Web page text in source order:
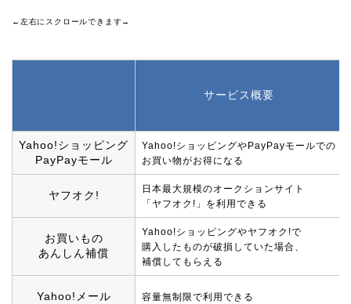
←左右にスクロールできます→
サービス概要
Yahoo!ショッピング
PayPayモール
Yahoo!ショッピングやPayPayモールでの
お買い物がお得になる
ヤフオク!
日本最大規模のオークションサイト
「ヤフオク!」を利用できる
お買いもの
あんしん補償
Yahoo!ショッピングやヤフオク!で
購入したものが破損していた場合、
補償してもらえる
Yahoo!メール 容量無制限で利用できる